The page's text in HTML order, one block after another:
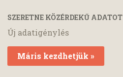
SZERETNE KÖZÉRDEKŰ
Új adatigénylés
Máris kezdhetjük »